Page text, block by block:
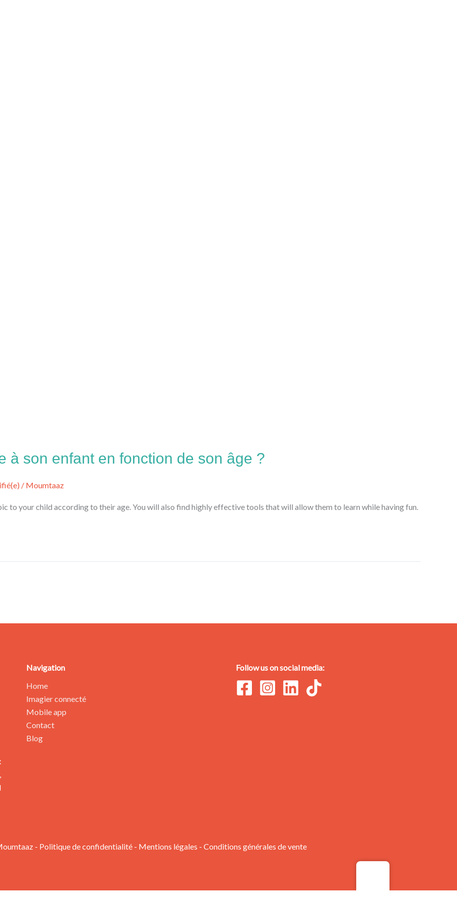
à son enfant en fonction de son âge ?
/ Moumtaaz
to your child according to their age. You will also find highly effective tools that will allow them to learn while having fun.
Navigation
Home
Imagier connecté
Mobile app
Contact
Blog
Follow us on social media:
- Politique de confidentialité - Mentions légales - Conditions générales de vente